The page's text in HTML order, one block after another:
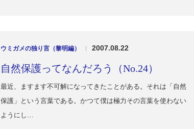
ウミガメの独り言（黎明編） | 2007.08.22
自然保護ってなんだろう（No.24）
最近、ますます不可解になってきたことがある。それは「自然
保護」という言葉である。かつて僕は極力その言葉を使わない
ようにし…